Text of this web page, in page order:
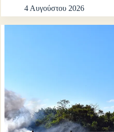
4 Αυγούστου 2026